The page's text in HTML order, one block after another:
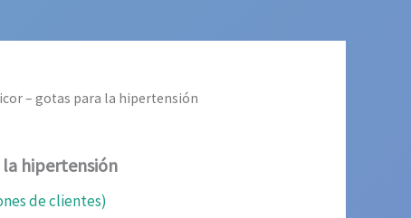
– gotas para la hipertensión
hipertensión
de clientes)